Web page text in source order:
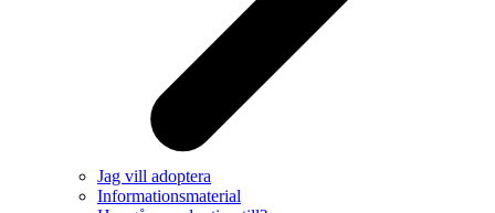
Jag vill adoptera
Informationsmaterial